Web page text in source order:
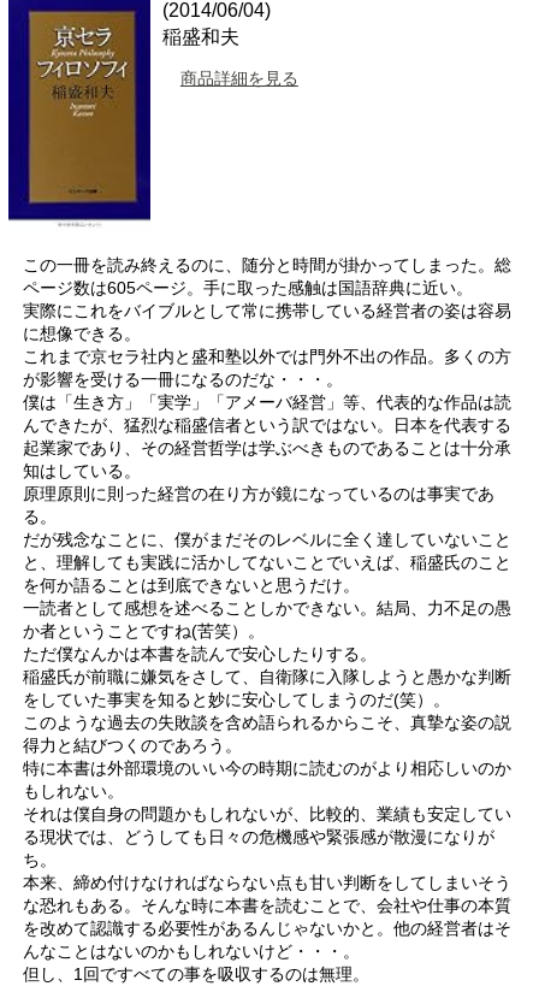
(2014/06/04)
稲盛和夫
商品詳細を見る
この一冊を読み終えるのに、随分と時間が掛かってしまった。総
ページ数は605ページ。手に取った感触は国語辞典に近い。
実際にこれをバイブルとして常に携帯している経営者の姿は容易
に想像できる。
これまで京セラ社内と盛和塾以外では門外不出の作品。多くの方
が影響を受ける一冊になるのだな・・・。
僕は「生き方」「実学」「アメーバ経営」等、代表的な作品は読
んできたが、猛烈な稲盛信者という訳ではない。日本を代表する
起業家であり、その経営哲学は学ぶべきものであることは十分承
知はしている。
原理原則に則った経営の在り方が鏡になっているのは事実であ
る。
だが残念なことに、僕がまだそのレベルに全く達していないこと
と、理解しても実践に活かしてないことでいえば、稲盛氏のこと
を何か語ることは到底できないと思うだけ。
一読者として感想を述べることしかできない。結局、力不足の愚
か者ということですね(苦笑）。
ただ僕なんかは本書を読んで安心したりする。
稲盛氏が前職に嫌気をさして、自衛隊に入隊しようと愚かな判断
をしていた事実を知ると妙に安心してしまうのだ(笑）。
このような過去の失敗談を含め語られるからこそ、真摯な姿の説
得力と結びつくのであろう。
特に本書は外部環境のいい今の時期に読むのがより相応しいのか
もしれない。
それは僕自身の問題かもしれないが、比較的、業績も安定してい
る現状では、どうしても日々の危機感や緊張感が散漫になりが
ち。
本来、締め付けなければならない点も甘い判断をしてしまいそう
な恐れもある。そんな時に本書を読むことで、会社や仕事の本質
を改めて認識する必要性があるんじゃないかと。他の経営者はそ
んなことはないのかもしれないけど・・・。
但し、1回ですべての事を吸収するのは無理。